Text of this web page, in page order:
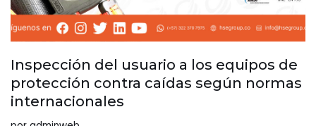
Inspección del usuario a los equipos de
protección contra caídas según normas
internacionales